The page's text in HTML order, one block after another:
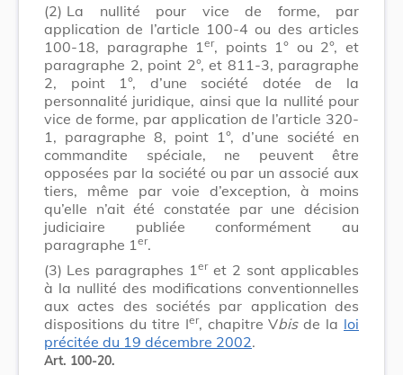
(2) La nullité pour vice de forme, par
application de l’article 100-4 ou des articles
100-18, paragraphe 1er, points 1° ou 2°, et
paragraphe 2, point 2°, et 811-3, paragraphe
2, point 1°, d’une société dotée de la
personnalité juridique, ainsi que la nullité pour
vice de forme, par application de l’article 320-
1, paragraphe 8, point 1°, d’une société en
commandite spéciale, ne peuvent être
opposées par la société ou par un associé aux
tiers, même par voie d’exception, à moins
qu’elle n’ait été constatée par une décision
judiciaire publiée conformément au
paragraphe 1 er.
(3) Les paragraphes 1 eret 2 sont applicables
à la nullité des modifications conventionnelles
aux actes des sociétés par application des
dispositions du titre Ier, chapitre Vbisde la loi
précitée du 19 décembre 2002.
Art. 100-20.